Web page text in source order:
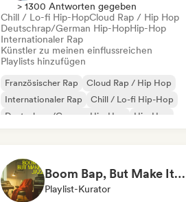
> 1300 Antworten gegeben
Chill / Lo-fi Hip-HopCloud Rap / Hip Hop
Deutschrap/German Hip-HopHip-Hop
Internationaler Rap
Künstler zu meinen einflussreichen
Playlists hinzufügen
Französischer Rap
Cloud Rap / Hip Hop
Internationaler Rap
Chill / Lo-fi Hip-Hop
Deutschrap/German Hip-Hop
Hip-Hop
Boom Bap, But Make It Jazzy 🎷 Jazz Rap, Underground & Conscious Hip-Hop
Playlist-Kurator